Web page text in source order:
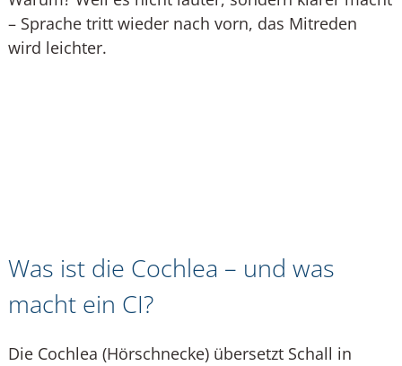
– Sprache tritt wieder nach vorn, das Mitreden
wird leichter.
Was ist die Cochlea – und was
macht ein CI?
Die Cochlea (Hörschnecke) übersetzt Schall in